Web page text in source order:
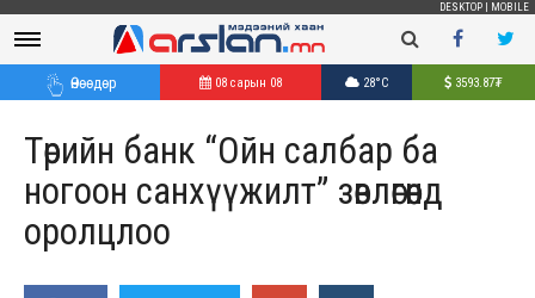
DESKTOP MOBILE
Өнөөдөр 08 сарын 08 28°C 3593.87₮
Төрийн банк “Ойн салбар ба
ногоон санхүүжилт” зөвлөгөөнд
оролцлоо